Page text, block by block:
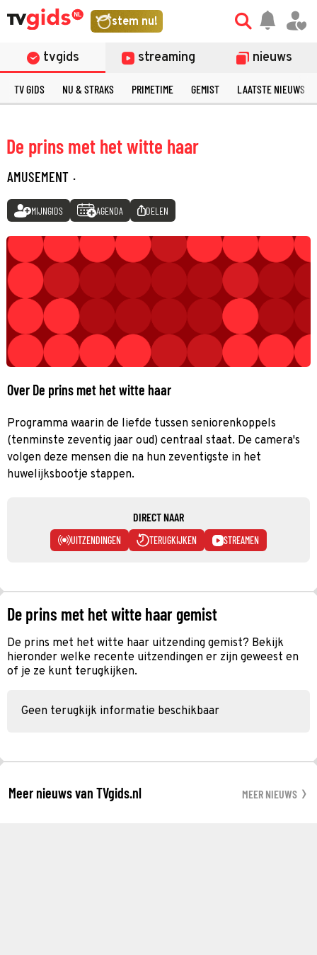
stem nu!
tvgids streaming nieuws
TV GIDS NU & STRAKS PRIMETIME GEMIST LAATSTE NIEUWS
De prins met het witte haar
AMUSEMENT ·
MIJNGIDS AGENDA DELEN
Over De prins met het witte haar
Programma waarin de liefde tussen seniorenkoppels
(tenminste zeventig jaar oud) centraal staat. De camera's
volgen deze mensen die na hun zeventigste in het
huwelijksbootje stappen.
DIRECT NAAR
UITZENDINGEN TERUGKIJKEN STREAMEN
De prins met het witte haar gemist
De prins met het witte haar uitzending gemist? Bekijk
hieronder welke recente uitzendingen er zijn geweest en
of je ze kunt terugkijken.
Geen terugkijk informatie beschikbaar
Meer nieuws van TVgids.nl MEER NIEUWS